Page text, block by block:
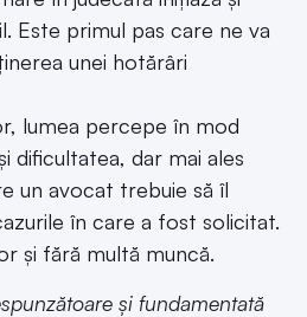
Este primul pas care ne va
unei hotărâri
lumea percepe în mod
dificultatea, dar mai ales
un avocat trebuie să îl
în care a fost solicitat.
și fără multă muncă.
și fundamentată